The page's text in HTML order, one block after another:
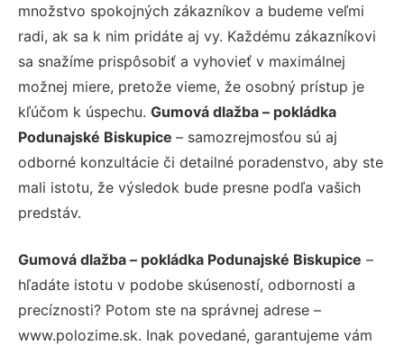
množstvo spokojných zákazníkov a budeme veľmi
radi, ak sa k nim pridáte aj vy. Každému zákazníkovi
sa snažíme prispôsobiť a vyhovieť v maximálnej
možnej miere, pretože vieme, že osobný prístup je
kľúčom k úspechu. Gumová dlažba – pokládka
Podunajské Biskupice – samozrejmosťou sú aj
odborné konzultácie či detailné poradenstvo, aby ste
mali istotu, že výsledok bude presne podľa vašich
predstáv.
Gumová dlažba – pokládka Podunajské Biskupice –
hľadáte istotu v podobe skúseností, odbornosti a
precíznosti? Potom ste na správnej adrese –
www.polozime.sk. Inak povedané, garantujeme vám